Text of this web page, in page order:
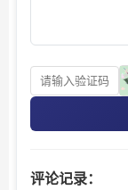
评论记录：